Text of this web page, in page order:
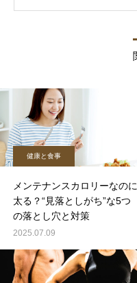
健康と食事
メンテナンスカロリーなのに
太る？“見落としがち”な5つ
の落とし穴と対策
2025.07.09